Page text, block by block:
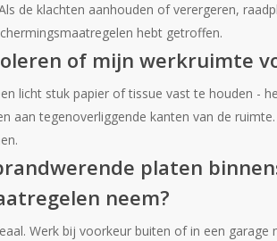
de klachten aanhouden of verergeren,
hebt getroffen.
of mijn werkruimte
licht stuk papier of tissue vast te houden -
aan tegenoverliggende kanten van de
platen
neem?
Werk bij voorkeur buiten of in een